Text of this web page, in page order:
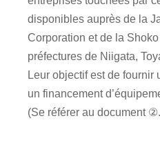
disponibles auprès de la
Corporation et de la
préfectures de Niigata,
Leur objectif est de fournir
un financement
(Se référer au document